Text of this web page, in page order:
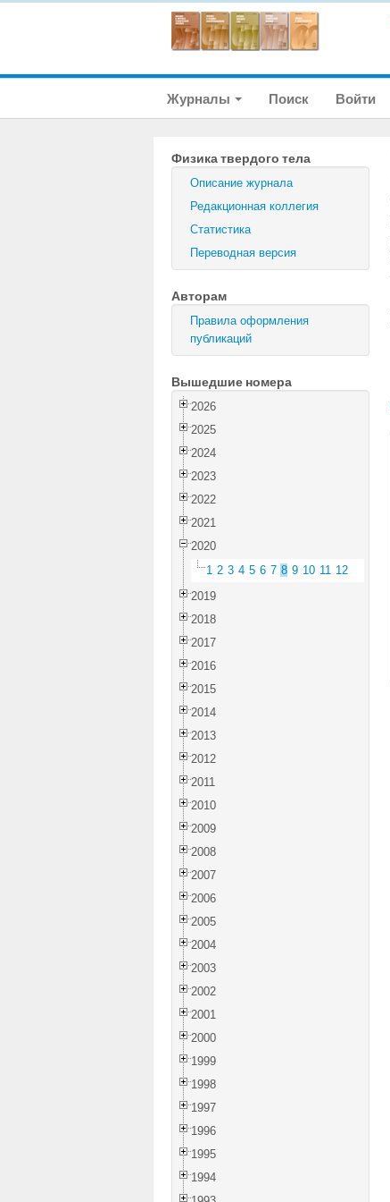
Журналы Поиск Войти
Физика твердого тела
Описание журнала
Редакционная коллегия
Статистика
Переводная версия
Авторам
Правила оформления
публикаций
Вышедшие номера
2026
2025
2024
2023
2022
2021
2020
1 2 3 4 5 6 7 8 9 10 11 12
2019
2018
2017
2016
2015
2014
2013
2012
2011
2010
2009
2008
2007
2006
2005
2004
2003
2002
2001
2000
1999
1998
1997
1996
1995
1994